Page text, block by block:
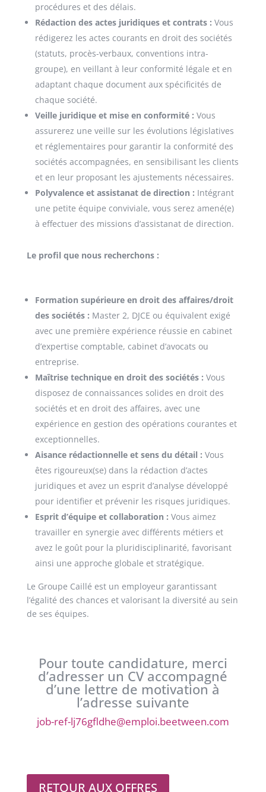
procédures et des délais.
Rédaction des actes juridiques et contrats : Vous
rédigerez les actes courants en droit des sociétés
(statuts, procès-verbaux, conventions intra-
groupe), en veillant à leur conformité légale et en
adaptant chaque document aux spécificités de
chaque société.
Veille juridique et mise en conformité : Vous
assurerez une veille sur les évolutions législatives
et réglementaires pour garantir la conformité des
sociétés accompagnées, en sensibilisant les clients
et en leur proposant les ajustements nécessaires.
Polyvalence et assistanat de direction : Intégrant
une petite équipe conviviale, vous serez amené(e)
à effectuer des missions d’assistanat de direction.
Le profil que nous recherchons :
Formation supérieure en droit des affaires/droit
des sociétés : Master 2, DJCE ou équivalent exigé
avec une première expérience réussie en cabinet
d’expertise comptable, cabinet d’avocats ou
entreprise.
Maîtrise technique en droit des sociétés : Vous
disposez de connaissances solides en droit des
sociétés et en droit des affaires, avec une
expérience en gestion des opérations courantes et
exceptionnelles.
Aisance rédactionnelle et sens du détail : Vous
êtes rigoureux(se) dans la rédaction d’actes
juridiques et avez un esprit d’analyse développé
pour identifier et prévenir les risques juridiques.
Esprit d’équipe et collaboration : Vous aimez
travailler en synergie avec différents métiers et
avez le goût pour la pluridisciplinarité, favorisant
ainsi une approche globale et stratégique.
Le Groupe Caillé est un employeur garantissant
l’égalité des chances et valorisant la diversité au sein
de ses équipes.
Pour toute candidature, merci
d’adresser un CV accompagné
d’une lettre de motivation à
l’adresse suivante
job-ref-lj76gfldhe@emploi.beetween.com
RETOUR AUX OFFRES